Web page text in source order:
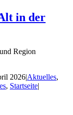
in der
Region
2026|Aktuelles,
, Startseite|